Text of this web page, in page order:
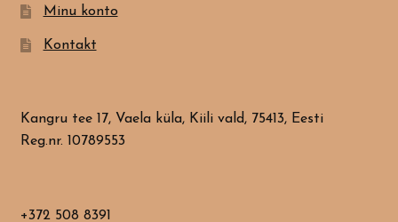
Minu konto
Kontakt
Kangru tee 17, Vaela küla, Kiili vald, 75413, Eesti
Reg.nr. 10789553
+372 508 8391